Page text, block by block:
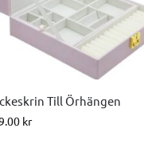
Till Örhängen
kr